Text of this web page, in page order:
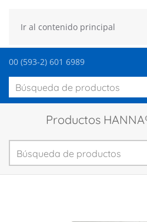
Ir al contenido principal
00 (593-2) 601 6989
Productos